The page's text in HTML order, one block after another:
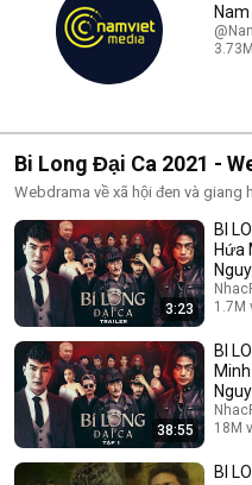
Bi Long Đại Ca 2021 -
Webdrama về xã hội đen và giang
3:23
BI
Hứa
1.7M
38:55
BI
18M
BI